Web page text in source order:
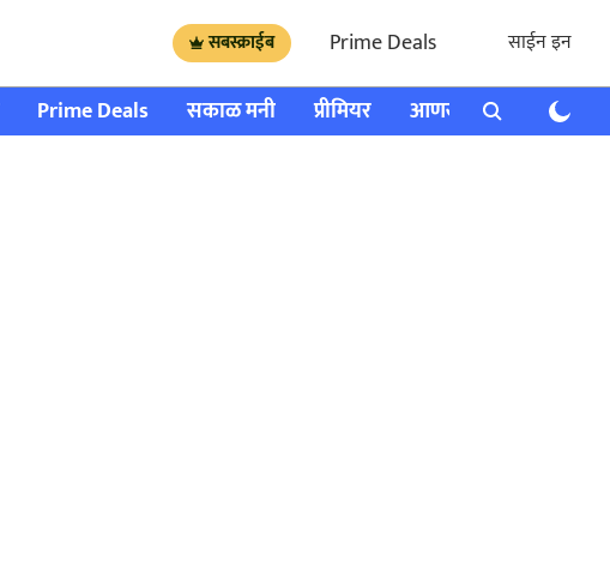
सबस्क्राईब Prime Deals साईन इन
Prime Deals सकाळ मनी प्रीमियर आणखी राशी भविष्य